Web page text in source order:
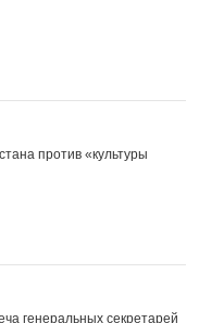
против «культуры
генеральных секретарей